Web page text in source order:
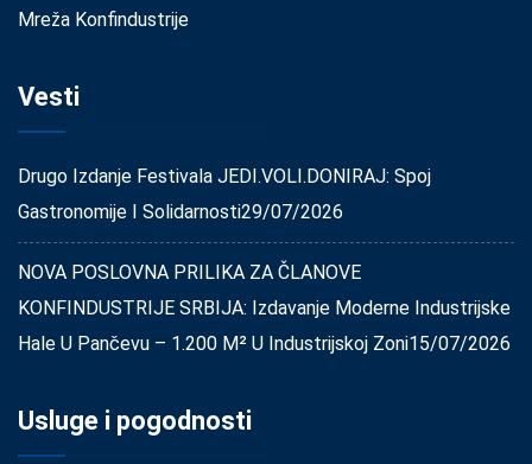
Mreža Konfindustrije
Vesti
Drugo Izdanje Festivala JEDI.VOLI.DONIRAJ: Spoj
Gastronomije I Solidarnosti29/07/2026
NOVA POSLOVNA PRILIKA ZA ČLANOVE
KONFINDUSTRIJE SRBIJA: Izdavanje Moderne Industrijske
Hale U Pančevu – 1.200 M² U Industrijskoj Zoni15/07/2026
Usluge i pogodnosti